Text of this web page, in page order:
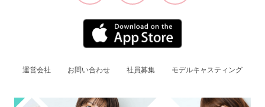
運営会社 お問い合わせ 社員募集 モデルキャスティング